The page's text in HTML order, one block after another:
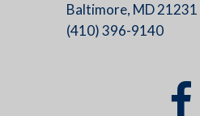
Baltimore, MD 21231
(410) 396-9140